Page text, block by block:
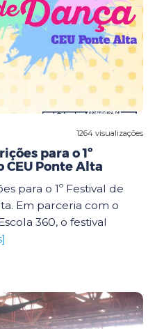
1264 visualizações
para o 1º
CEU Ponte Alta
para o 1º Festival de
Em parceria com o
360, o festival